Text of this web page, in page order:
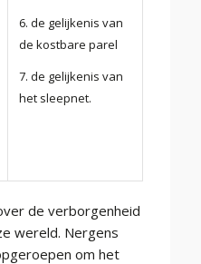
6. de gelijkenis van
de kostbare parel
7. de gelijkenis van
het sleepnet.
de verborgenheid
wereld. Nergens
om het